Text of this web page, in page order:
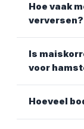
Hoe vaak
verversen?
Is
voor
Hoeveel